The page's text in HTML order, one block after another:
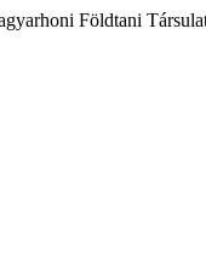
Földtani